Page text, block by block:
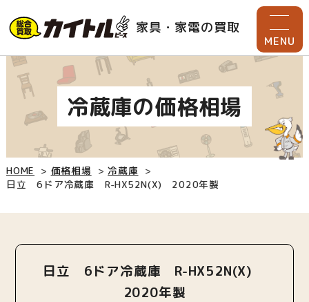
家具・家電の買取
MENU
冷蔵庫の価格相場
HOME 価格相場
冷蔵庫
日立 6ドア冷蔵庫 R-HX52N(X) 2020年製
日立 6ドア冷蔵庫 R-HX52N(X)
2020年製